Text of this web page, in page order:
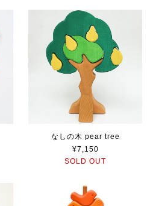
なしの木 pear tree
¥7,150
SOLD OUT